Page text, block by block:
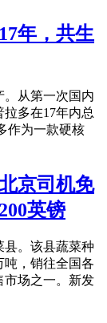
年，共生
。从第一次国内
多在17年内总
作为一款硬核
京司机免
英镑
县。该县蔬菜种
吨，销往全国各
市场之一。新发